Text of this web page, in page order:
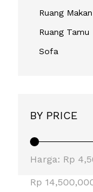
Ruang Makan
Ruang Tamu
Sofa
BY PRICE
Harga: Rp
Rp